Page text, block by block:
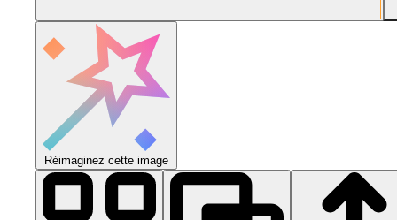
Réimaginez cette image